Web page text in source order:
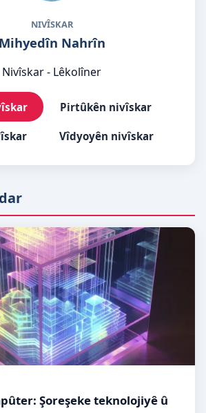
NIVÎSKAR
Mihyedîn Nahrîn
Nivîskar - Lêkolîner
Pirtûkên nivîskar
Vîdyoyên nivîskar
Şoreşeke teknolojiyê û